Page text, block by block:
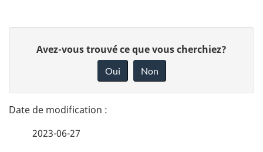
t
a
n
Avez-vous trouvé ce que vous cherchiez?
Oui Non
2023-06-27